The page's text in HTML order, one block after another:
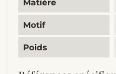
Matière
Motif
Poids